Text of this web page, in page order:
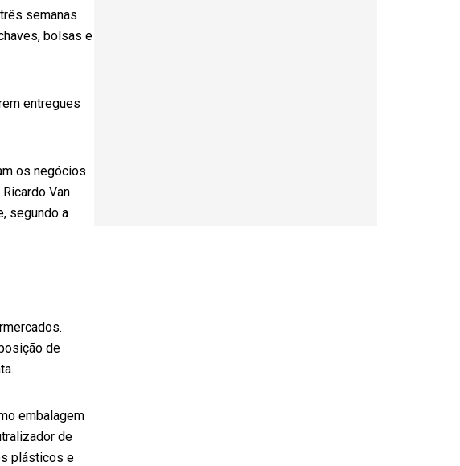
semanas
bolsas e
entregues
os negócios
Van
segundo a
de
embalagem
de
plásticos e